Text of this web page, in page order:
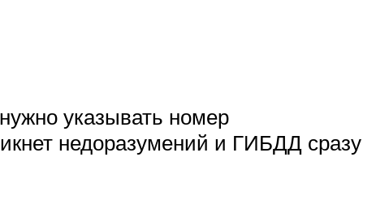
указывать номер
недоразумений и ГИБДД сразу